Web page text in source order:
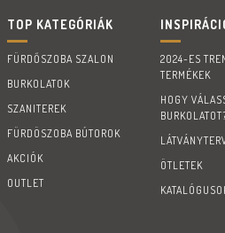
TOP KATEGÓRIÁK
FÜRDŐSZOBA SZALON
BURKOLATOK
SZANITEREK
FÜRDÖSZOBA BÚTOROK
AKCIÓK
OUTLET
2024-ES
TERMÉKEK
HOGY
ÖTLETEK